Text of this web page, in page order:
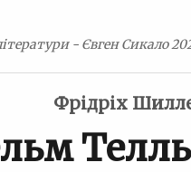
- Євген Сикало
Фрідріх